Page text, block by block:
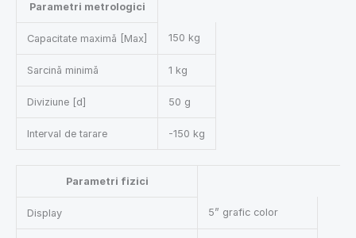
Parametri metrologici
Capacitate maximă [Max] 150 kg
Sarcină minimă 1 kg
Diviziune [d] 50 g
Interval de tarare -150 kg
Parametri fizici
Display 5” grafic color